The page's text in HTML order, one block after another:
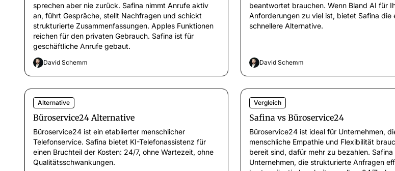
sprechen aber nie zurück. Safina nimmt Anrufe aktiv
an, führt Gespräche, stellt Nachfragen und schickt
strukturierte Zusammenfassungen. Apples Funktionen
reichen für den privaten Gebrauch. Safina ist für
geschäftliche Anrufe gebaut.
David Schemm
beantwortet brauchen. Wenn Bland AI für
Anforderungen zu viel ist, bietet Safina die
schnellere Alternative.
David Schemm
Alternative
Büroservice24 Alternative
Büroservice24 ist ein etablierter menschlicher
Telefonservice. Safina bietet KI-Telefonassistenz für
einen Bruchteil der Kosten: 24/7, ohne Wartezeit, ohne
Qualitätsschwankungen.
Vergleich
Safina vs Büroservice24
Büroservice24 ist ideal für Unternehmen,
menschliche Empathie und Flexibilität
bereit sind, dafür mehr zu bezahlen.
Unternehmen, die strukturierte Anfragen